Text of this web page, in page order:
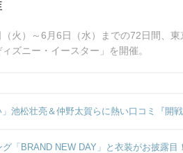
火）～6月6日（水）までの72日間、
ズニー・イースター」を開催。
池松壮亮＆仲野太賀らに熱い口コミ『開戦
グ「BRAND NEW DAY」と衣装がお披露目